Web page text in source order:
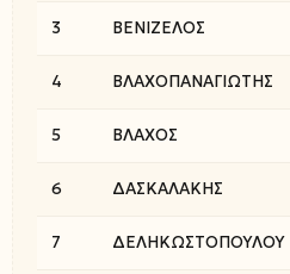
3 ΒΕΝΙΖΕΛΟΣ
4 ΒΛΑΧΟΠΑΝΑΓΙΩΤΗΣ
5 ΒΛΑΧΟΣ
6 ΔΑΣΚΑΛΑΚΗΣ
7 ΔΕΛΗΚΩΣΤΟΠΟΥΛΟΥ